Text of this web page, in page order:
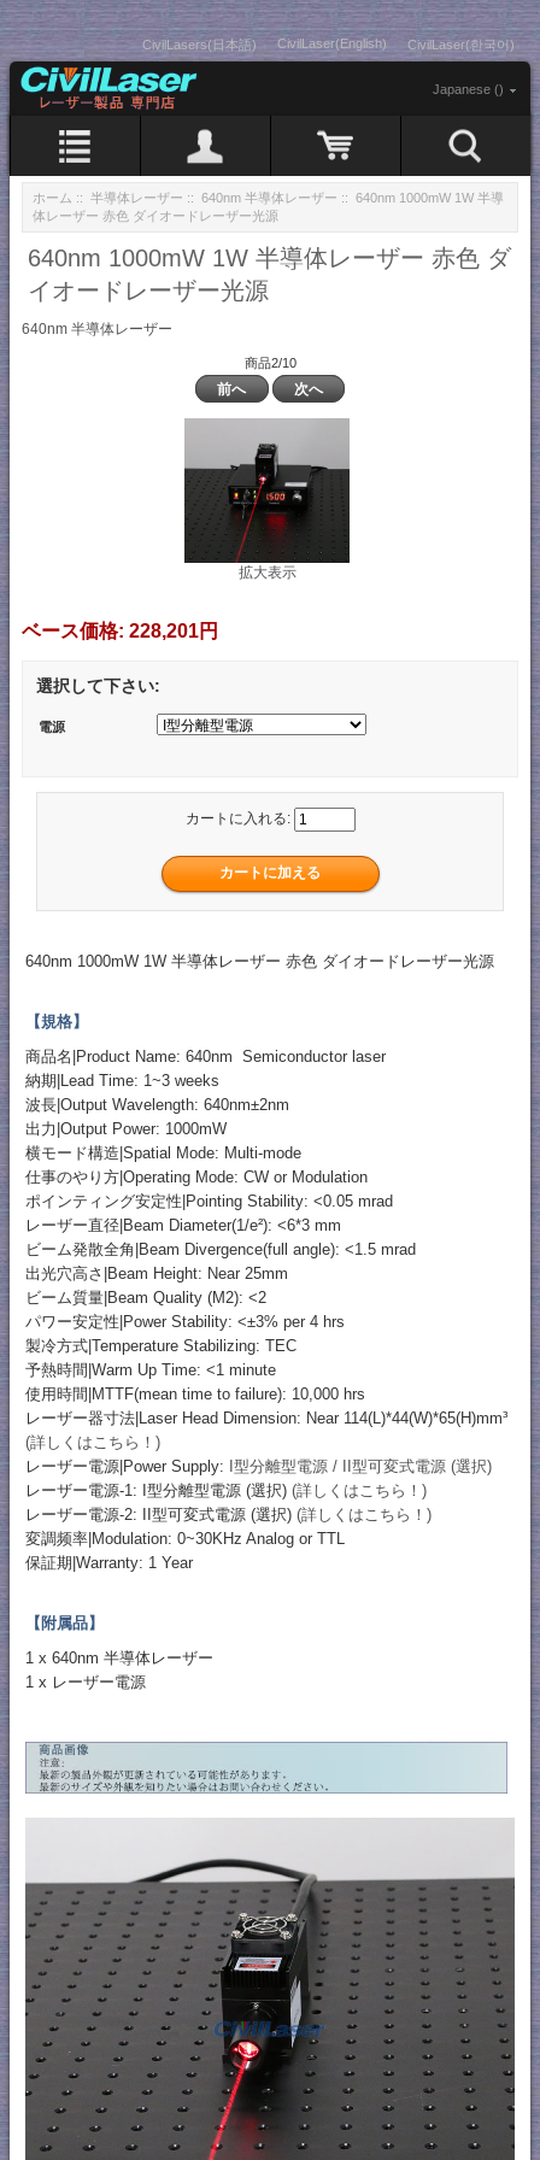
CivilLasers(日本語) CivilLaser(English) CivilLaser(한국어)
Japanese ()
ホーム :: 半導体レーザー :: 640nm 半導体レーザー :: 640nm 1000mW 1W 半導
体レーザー 赤色 ダイオードレーザー光源
640nm 1000mW 1W 半導体レーザー 赤色 ダ
イオードレーザー光源
640nm 半導体レーザー
商品2/10
前へ 次へ
拡大表示
ベース価格: 228,201円
選択して下さい:
電源
カートに入れる:
640nm 1000mW 1W 半導体レーザー 赤色 ダイオードレーザー光源
【規格】
商品名|Product Name: 640nm Semiconductor laser
納期|Lead Time: 1~3 weeks
波長|Output Wavelength: 640nm±2nm
出力|Output Power: 1000mW
横モード構造|Spatial Mode: Multi-mode
仕事のやり方|Operating Mode: CW or Modulation
ポインティング安定性|Pointing Stability: <0.05 mrad
レーザー直径|Beam Diameter(1/e²): <6*3 mm
ビーム発散全角|Beam Divergence(full angle): <1.5 mrad
出光穴高さ|Beam Height: Near 25mm
ビーム質量|Beam Quality (M2): <2
パワー安定性|Power Stability: <±3% per 4 hrs
製冷方式|Temperature Stabilizing: TEC
予熱時間|Warm Up Time: <1 minute
使用時間|MTTF(mean time to failure): 10,000 hrs
レーザー器寸法|Laser Head Dimension: Near 114(L)*44(W)*65(H)mm³
(詳しくはこちら！)
レーザー電源|Power Supply: I型分離型電源 / II型可変式電源 (選択)
レーザー電源-1: I型分離型電源 (選択) (詳しくはこちら！)
レーザー電源-2: II型可変式電源 (選択) (詳しくはこちら！)
変調频率|Modulation: 0~30KHz Analog or TTL
保証期|Warranty: 1 Year
【附属品】
1 x 640nm 半導体レーザー
1 x レーザー電源